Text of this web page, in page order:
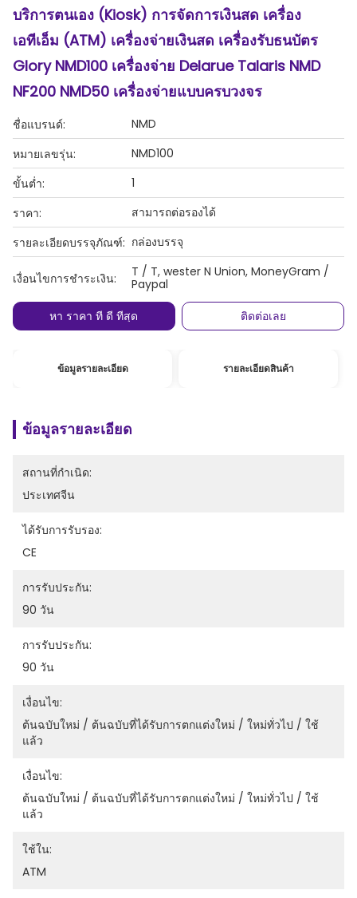
บริการตนเอง (Kiosk) การจัดการเงินสด เครื่อง
เอทีเอ็ม (ATM) เครื่องจ่ายเงินสด เครื่องรับธนบัตร
Glory NMD100 เครื่องจ่าย Delarue Talaris NMD
NF200 NMD50 เครื่องจ่ายแบบครบวงจร
ชื่อแบรนด์:
NMD
หมายเลขรุ่น:
NMD100
ขั้นต่ำ:
1
ราคา:
สามารถต่อรองได้
รายละเอียดบรรจุภัณฑ์: กล่องบรรจุ
เงื่อนไขการชำระเงิน:
T / T, wester N Union, MoneyGram /
Paypal
หา ราคา ที่ ดี ที่สุด
ติดต่อเลย
ข้อมูลรายละเอียด รายละเอียดสินค้า
ข้อมูลรายละเอียด
สถานที่กำเนิด:
ประเทศจีน
ได้รับการรับรอง:
CE
การรับประกัน:
90 วัน
การรับประกัน:
90 วัน
เงื่อนไข:
ต้นฉบับใหม่ / ต้นฉบับที่ได้รับการตกแต่งใหม่ / ใหม่ทั่วไป / ใช้
แล้ว
เงื่อนไข:
ต้นฉบับใหม่ / ต้นฉบับที่ได้รับการตกแต่งใหม่ / ใหม่ทั่วไป / ใช้
แล้ว
ใช้ใน:
ATM